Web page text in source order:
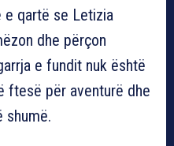
e qartë se Letizia
dhe përçon
e fundit nuk është
ftesë për aventurë dhe
shumë.